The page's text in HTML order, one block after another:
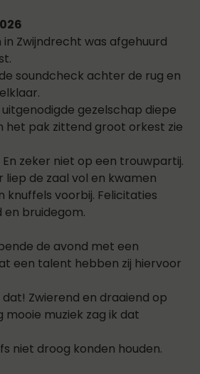
Zwijndrecht was afgehuurd
soundcheck achter de rug en
gezelschap diepe
het pak zittend groot orkest zie
zeker niet op een trouwpartij.
liep de zaal vol en kwamen
knuffels voorbij. Felicitaties
en bruidegom.
de avond met een
een talent hebben zij hiervoor
Zwierend en draaiend op
mooie muziek zag ik dat
niet droog konden houden.